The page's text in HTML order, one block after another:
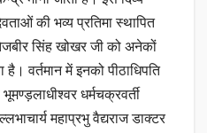
की भव्य प्रतिमा स्थापित
सिंह खोखर जी को अनेकों
है। वर्तमान में इनको पीठाधिपति
धर्मचक्रवर्ती
महाप्रभु वैद्यराज डाक्टर